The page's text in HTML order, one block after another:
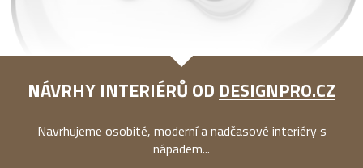
NÁVRHY INTERIÉRŮ OD DESIGNPRO.CZ
Navrhujeme osobité, moderní a nadčasové interiéry s
nápadem...